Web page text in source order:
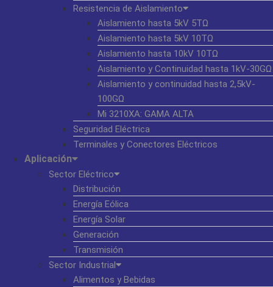
Resistencia de Aislamiento
Aislamiento hasta 5kV 5TΩ
Aislamiento hasta 5kV 10TΩ
Aislamiento hasta 10kV 10TΩ
Aislamiento y Continuidad hasta 1kV-30GΩ
Aislamiento y continuidad hasta 2,5kV-
100GΩ
Mi 3210XA: GAMA ALTA
Seguridad Eléctrica
Terminales y Conectores Eléctricos
Aplicación
Sector Eléctrico
Distribución
Energía Eólica
Energía Solar
Generación
Transmisión
Sector Industrial
Alimentos y Bebidas